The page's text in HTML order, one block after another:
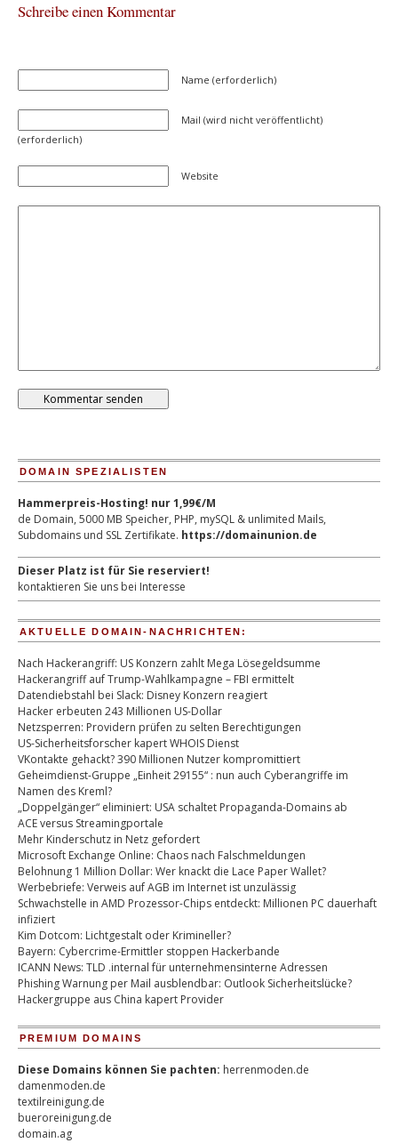
Schreibe einen Kommentar
Name (erforderlich)
Mail (wird nicht veröffentlicht)
(erforderlich)
Website
DOMAIN SPEZIALISTEN
Hammerpreis-Hosting! nur 1,99€/M
de Domain, 5000 MB Speicher, PHP, mySQL & unlimited Mails,
Subdomains und SSL Zertifikate. https://domainunion.de
Dieser Platz ist für Sie reserviert!
kontaktieren Sie uns bei Interesse
AKTUELLE DOMAIN-NACHRICHTEN:
Nach Hackerangriff: US Konzern zahlt Mega Lösegeldsumme
Hackerangriff auf Trump-Wahlkampagne – FBI ermittelt
Datendiebstahl bei Slack: Disney Konzern reagiert
Hacker erbeuten 243 Millionen US-Dollar
Netzsperren: Providern prüfen zu selten Berechtigungen
US-Sicherheitsforscher kapert WHOIS Dienst
VKontakte gehackt? 390 Millionen Nutzer kompromittiert
Geheimdienst-Gruppe „Einheit 29155“ : nun auch Cyberangriffe im
Namen des Kreml?
„Doppelgänger“ eliminiert: USA schaltet Propaganda-Domains ab
ACE versus Streamingportale
Mehr Kinderschutz in Netz gefordert
Microsoft Exchange Online: Chaos nach Falschmeldungen
Belohnung 1 Million Dollar: Wer knackt die Lace Paper Wallet?
Werbebriefe: Verweis auf AGB im Internet ist unzulässig
Schwachstelle in AMD Prozessor-Chips entdeckt: Millionen PC dauerhaft
infiziert
Kim Dotcom: Lichtgestalt oder Krimineller?
Bayern: Cybercrime-Ermittler stoppen Hackerbande
ICANN News: TLD .internal für unternehmensinterne Adressen
Phishing Warnung per Mail ausblendbar: Outlook Sicherheitslücke?
Hackergruppe aus China kapert Provider
PREMIUM DOMAINS
Diese Domains können Sie pachten: herrenmoden.de
damenmoden.de
textilreinigung.de
bueroreinigung.de
domain.ag